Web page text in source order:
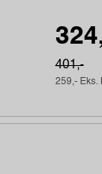
401,-
259,- Eks.